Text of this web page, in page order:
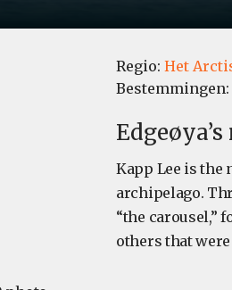
Regio: Het
Bestemmingen:
Kapp Lee is
archipelago.
“the carousel,”
others that